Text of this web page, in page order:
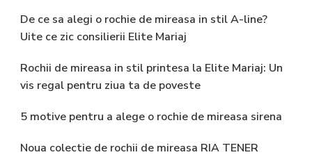
De ce sa alegi o rochie de mireasa in stil A-line?
Uite ce zic consilierii Elite Mariaj
Rochii de mireasa in stil printesa la Elite Mariaj: Un
vis regal pentru ziua ta de poveste
5 motive pentru a alege o rochie de mireasa sirena
Noua colectie de rochii de mireasa RIA TENER